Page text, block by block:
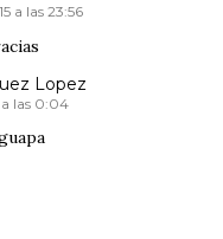
a las 23:56
Lopez
a las 0:04